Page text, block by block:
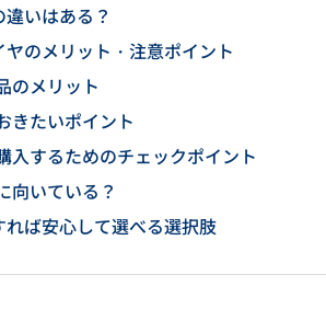
いはある？
のメリット・注意ポイント
のメリット
きたいポイント
入するためのチェックポイント
向いている？
れば安心して選べる選択肢